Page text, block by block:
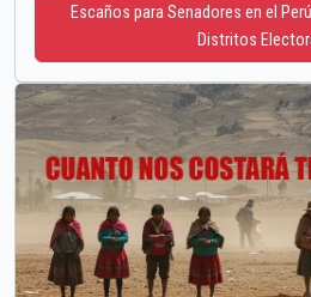
Escaños para Senadores en el
Distritos